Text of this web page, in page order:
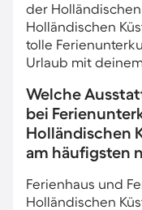
der
Holländischen
tolle
Urlaub mit
Welche
bei
Holländischen
am häufigsten
Ferienhaus und
Holländischen